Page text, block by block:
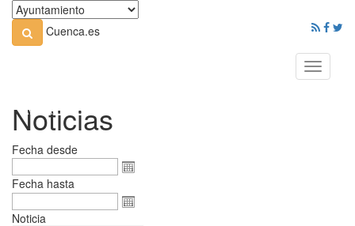
Cuenca.es
Toggle
Noticias
Fecha desde
Fecha hasta
Noticia